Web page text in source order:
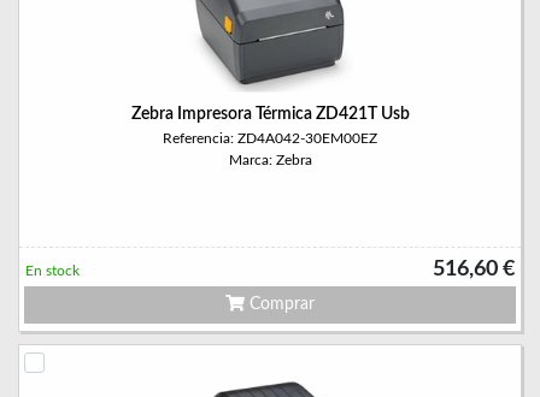
Zebra Impresora Térmica ZD421T Usb
Referencia: ZD4A042-30EM00EZ
Marca: Zebra
516,60 €
En stock
Comprar